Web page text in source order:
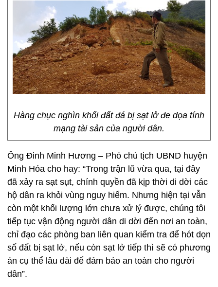
Hàng chục nghìn khối đất đá bị sạt lở đe dọa tính
mạng tài sản của người dân.
Ông Đinh Minh Hương – Phó chủ tịch UBND huyện
Minh Hóa cho hay: “Trong trận lũ vừa qua, tại đây
đã xảy ra sạt sụt, chính quyền đã kịp thời di dời các
hộ dân ra khỏi vùng nguy hiểm. Nhưng hiện tại vẫn
còn một khối lượng lớn chưa xử lý được, chúng tôi
tiếp tục vận động người dân di dời đến nơi an toàn,
chỉ đạo các phòng ban liên quan kiểm tra để hót dọn
số đất bị sạt lở, nếu còn sạt lở tiếp thì sẽ có phương
án cụ thể lâu dài để đảm bảo an toàn cho người
dân”.